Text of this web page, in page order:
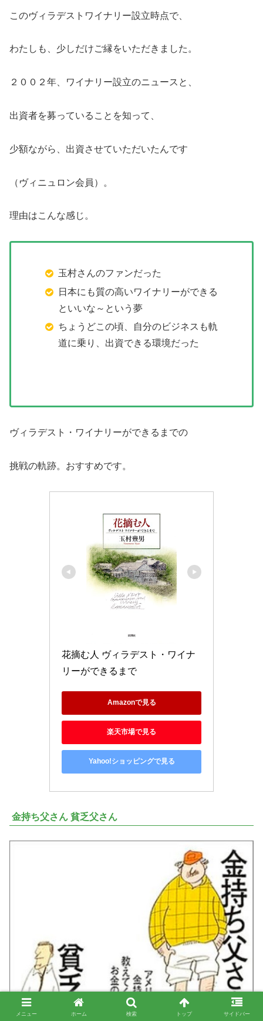
このヴィラデストワイナリー設立時点で、
わたしも、少しだけご縁をいただきました。
２００２年、ワイナリー設立のニュースと、
出資者を募っていることを知って、
少額ながら、出資させていただいたんです
（ヴィニュロン会員）。
理由はこんな感じ。
玉村さんのファンだった
日本にも質の高いワイナリーができる
といいな～という夢
ちょうどこの頃、自分のビジネスも軌
道に乗り、出資できる環境だった
ヴィラデスト・ワイナリーができるまでの
挑戦の軌跡。おすすめです。
花摘む人 ヴィラデスト・ワイナ
リーができるまで
Amazonで見る
楽天市場で見る
Yahoo!ショッピングで見る
金持ち父さん 貧乏父さん
メニュー ホーム 検索 トップ サイドバー